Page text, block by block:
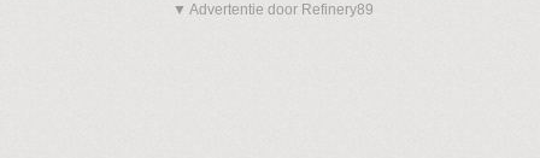
▼ Advertentie door Refinery89